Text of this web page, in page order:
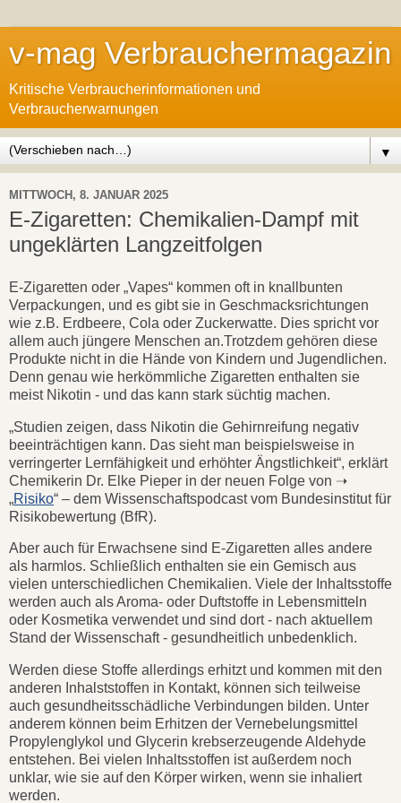
v-mag Verbrauchermagazin
Kritische Verbraucherinformationen und
Verbraucherwarnungen
▼
MITTWOCH, 8. JANUAR 2025
E-Zigaretten: Chemikalien-Dampf mit
ungeklärten Langzeitfolgen
E-Zigaretten oder „Vapes“ kommen oft in knallbunten
Verpackungen, und es gibt sie in Geschmacksrichtungen
wie z.B. Erdbeere, Cola oder Zuckerwatte. Dies spricht vor
allem auch jüngere Menschen an.Trotzdem gehören diese
Produkte nicht in die Hände von Kindern und Jugendlichen.
Denn genau wie herkömmliche Zigaretten enthalten sie
meist Nikotin - und das kann stark süchtig machen.
„Studien zeigen, dass Nikotin die Gehirnreifung negativ
beeinträchtigen kann. Das sieht man beispielsweise in
verringerter Lernfähigkeit und erhöhter Ängstlichkeit“, erklärt
Chemikerin Dr. Elke Pieper in der neuen Folge von ➝
„Risiko“ – dem Wissenschaftspodcast vom Bundesinstitut für
Risikobewertung (BfR).
Aber auch für Erwachsene sind E-Zigaretten alles andere
als harmlos. Schließlich enthalten sie ein Gemisch aus
vielen unterschiedlichen Chemikalien. Viele der Inhaltsstoffe
werden auch als Aroma- oder Duftstoffe in Lebensmitteln
oder Kosmetika verwendet und sind dort - nach aktuellem
Stand der Wissenschaft - gesundheitlich unbedenklich.
Werden diese Stoffe allerdings erhitzt und kommen mit den
anderen Inhalststoffen in Kontakt, können sich teilweise
auch gesundheitsschädliche Verbindungen bilden. Unter
anderem können beim Erhitzen der Vernebelungsmittel
Propylenglykol und Glycerin krebserzeugende Aldehyde
entstehen. Bei vielen Inhaltsstoffen ist außerdem noch
unklar, wie sie auf den Körper wirken, wenn sie inhaliert
werden.